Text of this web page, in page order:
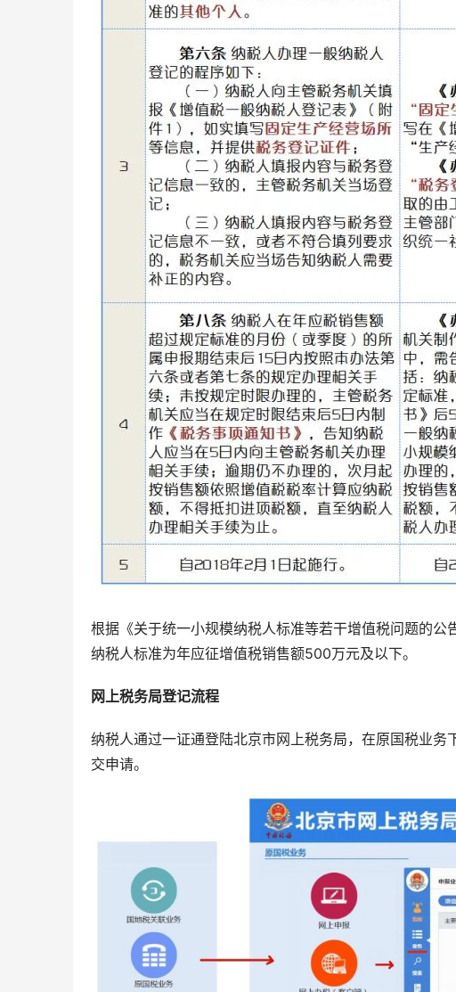
根据《关于统一小规模纳税人标准等若干增值税问题的
纳税人标准为年应征增值税销售额500万元及以下。
网上税务局登记流程
纳税人通过一证通登陆北京市网上税务局，在原国税业务
交申请。